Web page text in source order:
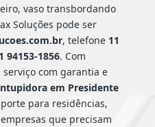
vaso transbordando
Soluções pode ser
, telefone 11
94153-1856. Com
com garantia e
em Presidente
para residências,
que precisam